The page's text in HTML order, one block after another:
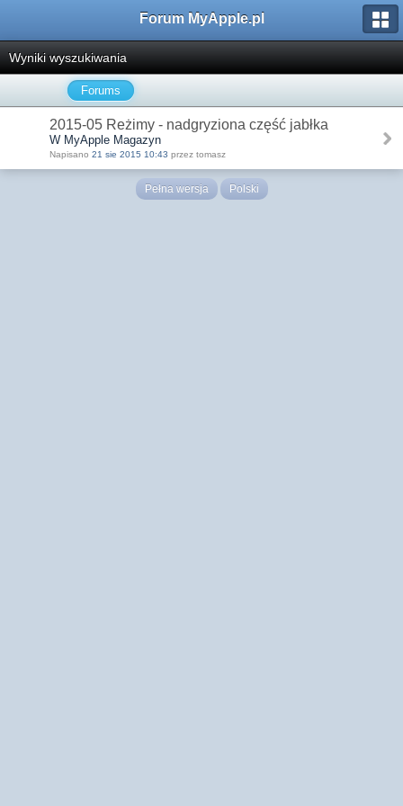
Forum MyApple.pl
Wyniki wyszukiwania
Forums
2015-05 Reżimy - nadgryziona część jabłka
W MyApple Magazyn
Napisano 21 sie 2015 10:43 przez tomasz
Pełna wersja Polski